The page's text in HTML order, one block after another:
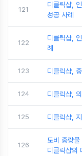
121
디클릭샵,
성공 사례
122
디클릭샵,
례
123 디클릭샵,
124 디클릭샵,
125 디클릭샵,
126
도비 중량
디클릭샵의